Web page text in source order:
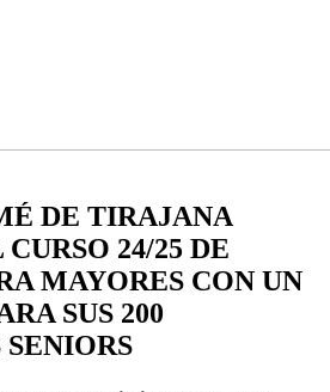
DE TIRAJANA
24/25 DE
MAYORES CON UN
SUS 200